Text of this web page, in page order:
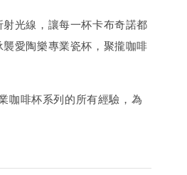
光線，讓每一杯卡布奇諾都
愛陶樂專業瓷杯，聚攏咖啡
咖啡杯系列的所有經驗，為